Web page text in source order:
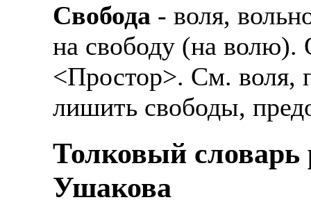
Свобода - воля,
на свободу (на волю).
<Простор>. См. воля,
лишить свободы,
Толковый словарь
Ушакова